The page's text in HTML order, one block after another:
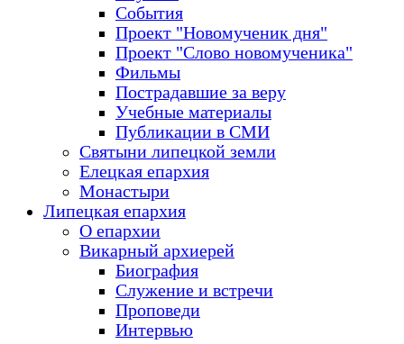
События
Проект "Новомученик дня"
Проект "Слово новомученика"
Фильмы
Пострадавшие за веру
Учебные материалы
Публикации в СМИ
Святыни липецкой земли
Елецкая епархия
Монастыри
Липецкая епархия
О епархии
Викарный архиерей
Биография
Служение и встречи
Проповеди
Интервью